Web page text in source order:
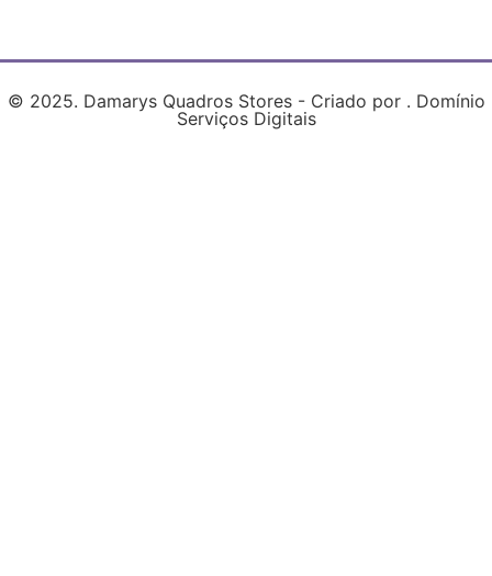
© 2025. Damarys Quadros Stores - Criado por . Domínio
Serviços Digitais